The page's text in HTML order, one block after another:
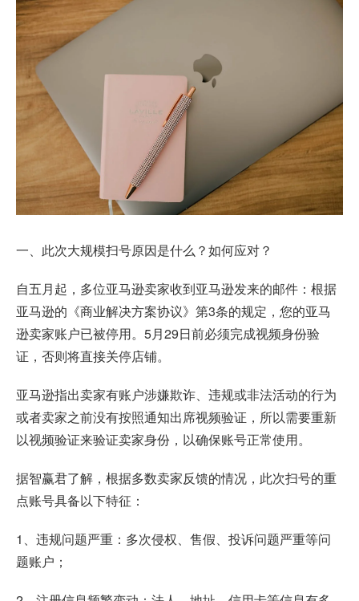
一、此次大规模扫号原因是什么？如何应对？
自五月起，多位亚马逊卖家收到亚马逊发来的邮件：根据
亚马逊的《商业解决方案协议》第3条的规定，您的亚马
逊卖家账户已被停用。5月29日前必须完成视频身份验
证，否则将直接关停店铺。
亚马逊指出卖家有账户涉嫌欺诈、违规或非法活动的行为
或者卖家之前没有按照通知出席视频验证，所以需要重新
以视频验证来验证卖家身份，以确保账号正常使用。
据智赢君了解，根据多数卖家反馈的情况，此次扫号的重
点账号具备以下特征：
1、违规问题严重：多次侵权、售假、投诉问题严重等问
题账户；